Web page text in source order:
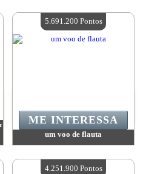
Quantidade disponível:4
um voo de flauta
Quantidade disponível:4
ME INTERESSA
5.691.200 Pontos
4.251.900 Pontos